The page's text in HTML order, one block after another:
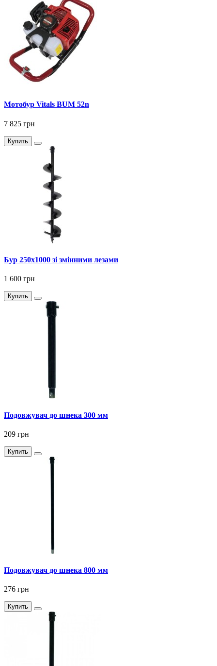
Мотобур Vitals BUM 52n
7 825 грн
Купить
Бур 250x1000 зі змінними лезами
1 600 грн
Купить
Подовжувач до шнека 300 мм
209 грн
Купить
Подовжувач до шнека 800 мм
276 грн
Купить